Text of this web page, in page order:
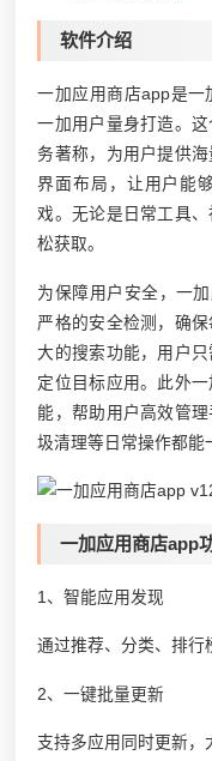
软件介绍
一加应用商店app是一
一加用户量身打造。
务著称，为用户提供
界面布局，让用户能
戏。无论是日常工具
松获取。
为保障用户安全，一
严格的安全检测，确
大的搜索功能，用户
定位目标应用。此外
能，帮助用户高效管
圾清理等日常操作都能
一加应用商店app
1、智能应用发现
通过推荐、分类、排行
2、一键批量更新
支持多应用同时更新，